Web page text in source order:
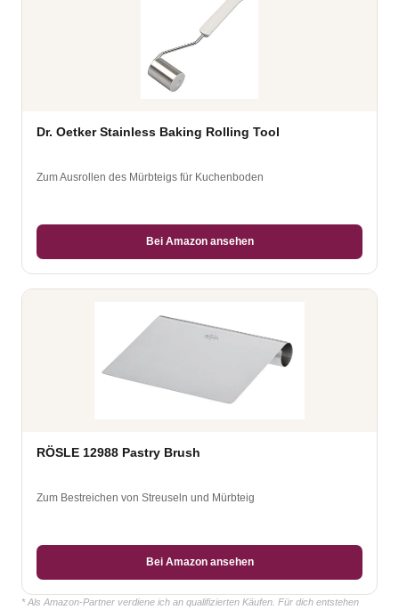
Dr. Oetker Stainless Baking Rolling Tool
Zum Ausrollen des Mürbteigs für Kuchenboden
Bei Amazon ansehen
RÖSLE 12988 Pastry Brush
Zum Bestreichen von Streuseln und Mürbteig
Bei Amazon ansehen
* Als Amazon-Partner verdiene ich an qualifizierten Käufen. Für dich entstehen